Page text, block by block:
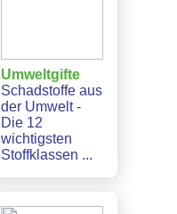
Umweltgifte
Schadstoffe aus
der Umwelt -
Die 12
wichtigsten
Stoffklassen ...